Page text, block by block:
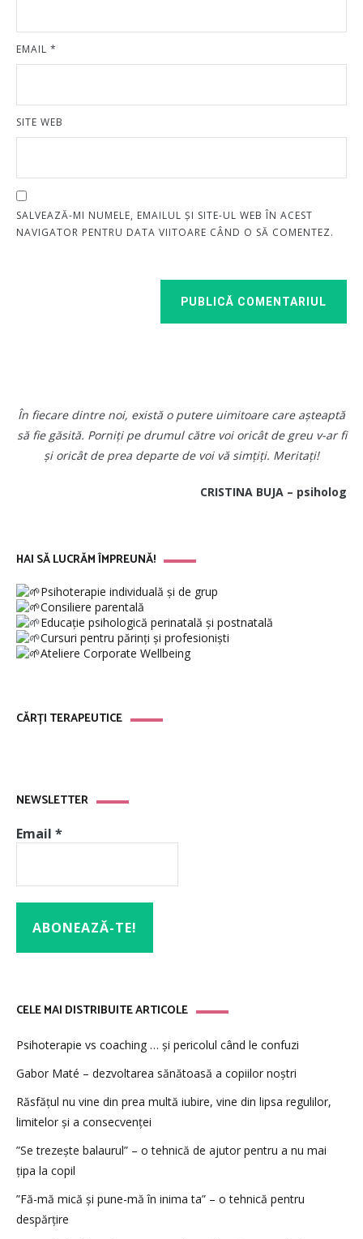
EMAIL *
SITE WEB
SALVEAZĂ-MI NUMELE, EMAILUL ȘI SITE-UL WEB ÎN ACEST
NAVIGATOR PENTRU DATA VIITOARE CÂND O SĂ COMENTEZ.
PUBLICĂ COMENTARIUL
În fiecare dintre noi, există o putere uimitoare care așteaptă
să fie găsită. Porniți pe drumul către voi oricât de greu v-ar fi
și oricât de prea departe de voi vă simțiți. Meritați!
CRISTINA BUJA – psiholog
HAI SĂ LUCRĂM ÎMPREUNĂ!
Psihoterapie individuală și de grup
Consiliere parentală
Educație psihologică perinatală și postnatală
Cursuri pentru părinți și profesioniști
Ateliere Corporate Wellbeing
CĂRȚI TERAPEUTICE
NEWSLETTER
Email *
CELE MAI DISTRIBUITE ARTICOLE
Psihoterapie vs coaching … și pericolul când le confuzi
Gabor Maté – dezvoltarea sănătoasă a copiilor noștri
Răsfățul nu vine din prea multă iubire, vine din lipsa regulilor,
limitelor și a consecvenței
”Se trezește balaurul” – o tehnică de ajutor pentru a nu mai
țipa la copil
”Fă-mă mică și pune-mă în inima ta” – o tehnică pentru
despărțire